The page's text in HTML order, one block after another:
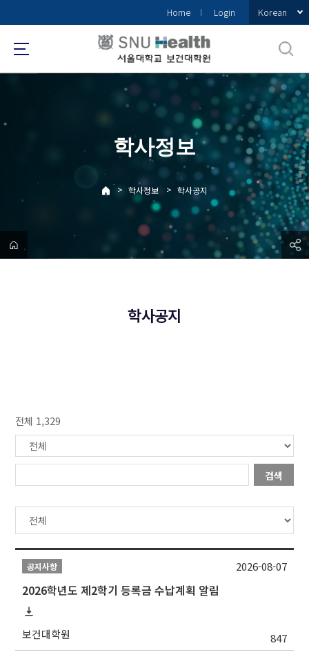
로
메
Home Login Korean
학사정보
> 학사정보 > 학사공지
학사공지
전체 1,329
검색
공지사항
2026학년도 제2학기 등록금 수납계획 알림
보건대학원 847
2026-08-07